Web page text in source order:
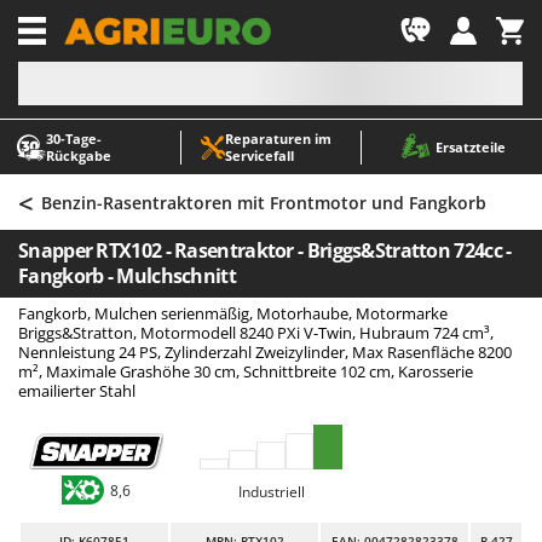
30‑Tage-
Rückgabe
Reparaturen im
Servicefall
Ersatzteile
-1
A
Abbeermaschinen - Traubenmühlen
Abfüllgeräte
Akku Gartenscheren
Akku Gras- und Strauchscheren
Akku-Stichsägen
Allzwecktransporter - Motorschubkarren
Alu-Teleskopleitern
Arbeitsschutzkleidung
Aschesauger
A
ABAC
AgriEuro Premium
AgriEuro TOP-LINE
AGT
Aima
Airmec
AL-KO
Alce
Alpina
< Benzin-Rasentraktoren mit Frontmotor und Fangkorb
Snapper RTX102 - Rasentraktor - Briggs&Stratton 724cc -
Fangkorb - Mulchschnitt
Fangkorb, Mulchen serienmäßig, Motorhaube, Motormarke
Briggs&Stratton, Motormodell 8240 PXi V-Twin, Hubraum 724 cm³,
Nennleistung 24 PS, Zylinderzahl Zweizylinder, Max Rasenfläche 8200
m², Maximale Grashöhe 30 cm, Schnittbreite 102 cm, Karosserie
emailierter Stahl
8,6 Industriell